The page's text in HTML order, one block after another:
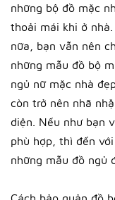
những bộ đồ mặc
thoải mái khi ở
nữa, bạn vẫn nên
những mẫu đồ bộ
ngủ nữ mặc nhà
còn trở nên nhã
diện. Nếu như bạn
phù hợp, thì đến
những mẫu đồ ngủ